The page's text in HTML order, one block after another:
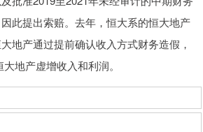
此提出索赔。去年，恒大系的恒大地产
地产通过提前确认收入方式财务造假，
地产虚增收入和利润。